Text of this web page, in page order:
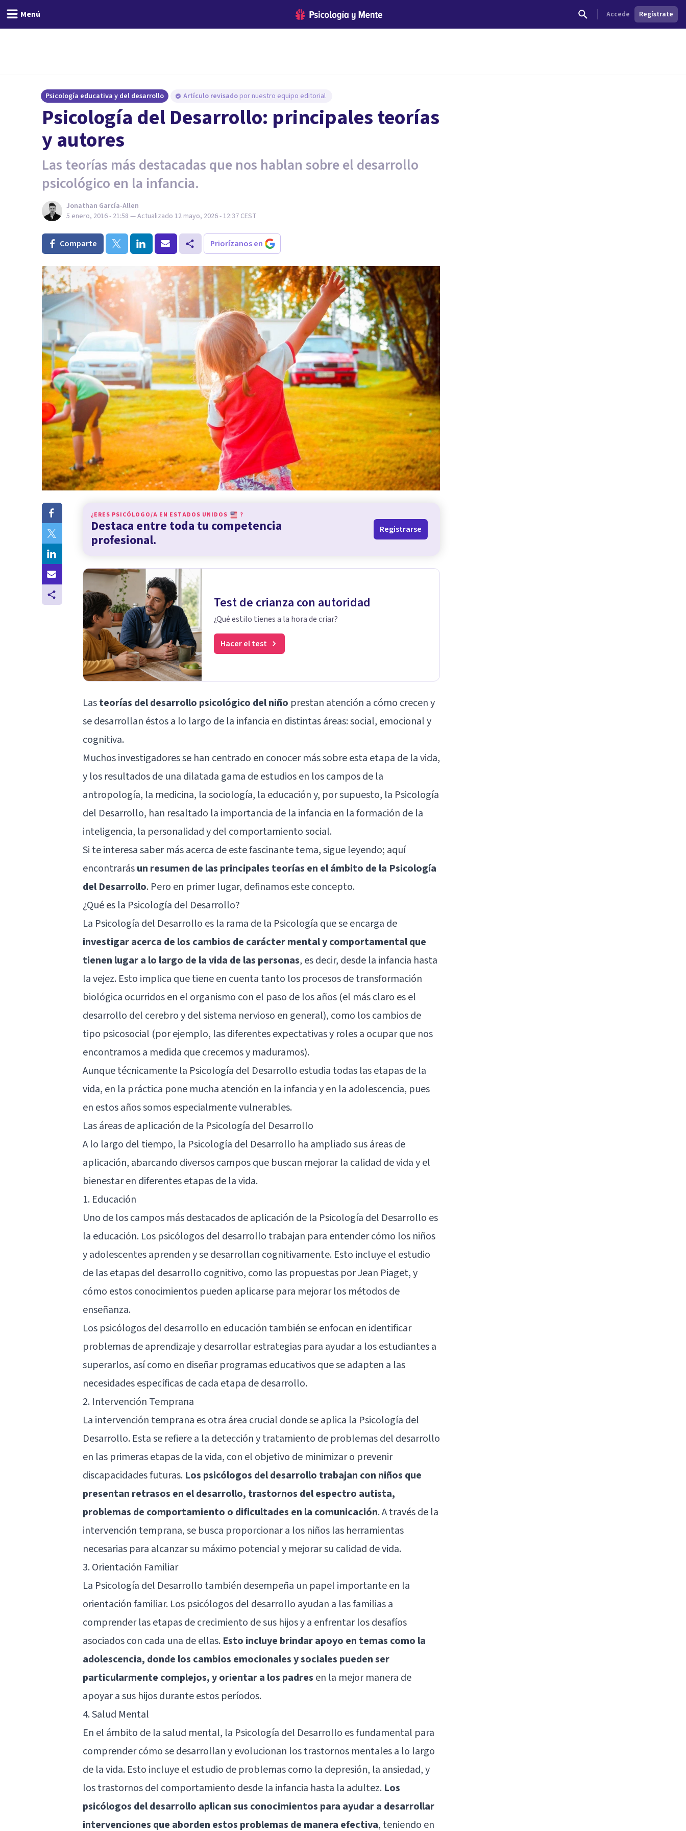
Menú Accede Regístrate
Psicología educativa y del desarrollo Artículo revisado por nuestro equipo editorial
Psicología del Desarrollo: principales teorías
y autores
Las teorías más destacadas que nos hablan sobre el desarrollo
psicológico en la infancia.
Jonathan García-Allen
5 enero, 2016 - 21:58 — Actualizado 12 mayo, 2026 - 12:37 CEST
Comparte Priorízanos en
¿ERES PSICÓLOGO/A EN ESTADOS UNIDOS ?
Destaca entre toda tu competencia
profesional.
Registrarse
Test de crianza con autoridad
¿Qué estilo tienes a la hora de criar?
Hacer el test
Lasteorías del desarrollo psicológico del niño prestan atención a cómo crecen y
se desarrollan éstos a lo largo de la infancia en distintas áreas: social, emocional y
cognitiva.
Muchos investigadores se han centrado en conocer más sobre esta etapa de la vida,
y los resultados de una dilatada gama de estudios en los campos de la
antropología, la medicina, la sociología, la educación y, por supuesto, la Psicología
del Desarrollo, han resaltado la importancia de la infancia en la formación de la
inteligencia, la personalidady del comportamiento social.
Si te interesa saber más acerca de este fascinante tema, sigue leyendo; aquí
encontrarásun resumen de las principales teorías en el ámbito de la Psicología
del Desarrollo. Pero en primer lugar, definamos este concepto.
¿Qué es la Psicología del Desarrollo?
La Psicología del Desarrollo es la rama de la Psicología que se encarga de
investigar acerca de los cambios de carácter mental y comportamental que
tienen lugar a lo largo de la vida de las personas, es decir, desde la infancia hasta
la vejez. Esto implica que tiene en cuenta tanto los procesos de transformación
biológica ocurridos en el organismo con el paso de los años (el más claro es el
desarrollo del cerebro y del sistema nervioso en general), como los cambios de
tipo psicosocial (por ejemplo, las diferentes expectativas y roles a ocupar que nos
encontramos a medida que crecemos y maduramos).
Aunque técnicamente la Psicología del Desarrollo estudia todas las etapas de la
vida, en la práctica pone mucha atención en la infancia y en la adolescencia, pues
en estos años somos especialmente vulnerables.
Las áreas de aplicación de la Psicología del Desarrollo
A lo largo del tiempo, la Psicología del Desarrollo ha ampliado sus áreas de
aplicación, abarcando diversos campos que buscan mejorar la calidad de vida y el
bienestar en diferentes etapas de la vida.
1. Educación
Uno de los campos más destacados de aplicación de la Psicología del Desarrollo es
la educación. Los psicólogos del desarrollo trabajan para entender cómo los niños
y adolescentes aprenden y se desarrollan cognitivamente. Esto incluye el estudio
de las etapas del desarrollo cognitivo, como las propuestas por Jean Piaget, y
cómo estos conocimientos pueden aplicarse para mejorar los métodos de
enseñanza.
Los psicólogos del desarrollo en educación también se enfocan en identificar
problemas de aprendizaje y desarrollar estrategias para ayudar a los estudiantes a
superarlos, así como en diseñar programas educativos que se adapten a las
necesidades específicas de cada etapa de desarrollo.
2. Intervención Temprana
La intervención temprana es otra área crucial donde se aplica la Psicología del
Desarrollo. Esta se refiere a la detección y tratamiento de problemas del desarrollo
en las primeras etapas de la vida, con el objetivo de minimizar o prevenir
discapacidades futuras. Los psicólogos del desarrollo trabajan con niños que
presentan retrasos en el desarrollo, trastornos del espectro autista,
problemas de comportamiento o dificultades en la comunicación. A través de la
intervención temprana, se busca proporcionar a los niños las herramientas
necesarias para alcanzar su máximo potencial y mejorar su calidad de vida.
3. Orientación Familiar
La Psicología del Desarrollo también desempeña un papel importante en la
orientación familiar. Los psicólogos del desarrollo ayudan a las familias a
comprender las etapas de crecimiento de sus hijos y a enfrentar los desafíos
asociados con cada una de ellas. Esto incluye brindar apoyo en temas como la
adolescencia, donde los cambios emocionales y sociales pueden ser
particularmente complejos, y orientar a los padres en la mejor manera de
apoyar a sus hijos durante estos períodos.
4. Salud Mental
En el ámbito de la salud mental, la Psicología del Desarrollo es fundamental para
comprender cómo se desarrollan y evolucionan los trastornos mentales a lo largo
de la vida. Esto incluye el estudio de problemas como la depresión, la ansiedad, y
los trastornos del comportamiento desde la infancia hasta la adultez. Los
psicólogos del desarrollo aplican sus conocimientos para ayudar a desarrollar
intervenciones que aborden estos problemas de manera efectiva, teniendo en